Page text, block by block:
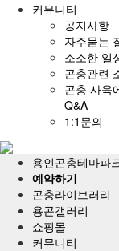
커뮤니티
공지사항
자주묻는
소소한 일
곤충관련
곤충 사육
Q&A
1:1문의
전
용인곤충테마파
예약하기
곤충라이브러리
용곤갤러리
쇼핑몰
커뮤니티